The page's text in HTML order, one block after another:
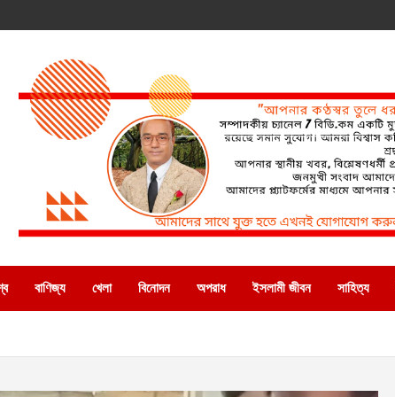
বাণিজ্য খেলা বিনোদন অপরাধ ইসলামী জীবন সাহিত্য